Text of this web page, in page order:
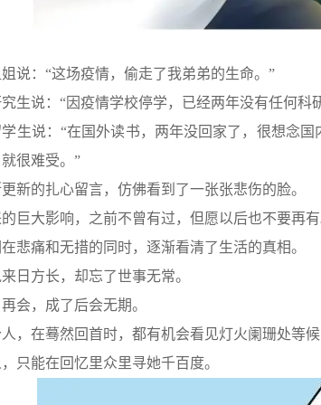
说：“这场疫情，偷走了我弟弟的生命。”
生说：“因疫情学校停学，已经两年没有任何科
生说：“在国外读书，两年没回家了，很想念
很难受。”
新的扎心留言，仿佛看到了一张张悲伤的脸。
巨大影响，之前不曾有过，但愿以后也不要再有
悲痛和无措的同时，逐渐看清了生活的真相。
日方长，却忘了世事无常。
会，成了后会无期。
，在蓦然回首时，都有机会看见灯火阑珊处等候
只能在回忆里众里寻她千百度。